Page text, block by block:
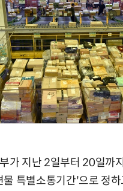
가 지난 2일부터 20일까
물 특별소통기간'으로 정